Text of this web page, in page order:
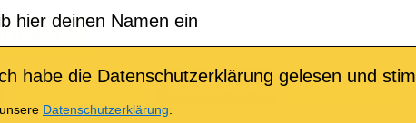
MP3-KARAOKE MULTITRACKS PARTITUREN
policy
habe die Datenschutzerklärung gelesen und
Datenschutzerklärung